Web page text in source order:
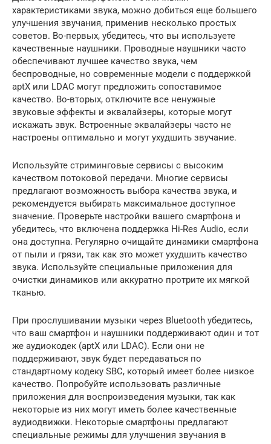
характеристиками звука, можно добиться еще большего
улучшения звучания, применив несколько простых
советов. Во-первых, убедитесь, что вы используете
качественные наушники. Проводные наушники часто
обеспечивают лучшее качество звука, чем
беспроводные, но современные модели с поддержкой
aptX или LDAC могут предложить сопоставимое
качество. Во-вторых, отключите все ненужные
звуковые эффекты и эквалайзеры, которые могут
искажать звук. Встроенные эквалайзеры часто не
настроены оптимально и могут ухудшить звучание.
Используйте стриминговые сервисы с высоким
качеством потоковой передачи. Многие сервисы
предлагают возможность выбора качества звука, и
рекомендуется выбирать максимальное доступное
значение. Проверьте настройки вашего смартфона и
убедитесь, что включена поддержка Hi-Res Audio, если
она доступна. Регулярно очищайте динамики смартфона
от пыли и грязи, так как это может ухудшить качество
звука. Используйте специальные приложения для
очистки динамиков или аккуратно протрите их мягкой
тканью.
При прослушивании музыки через Bluetooth убедитесь,
что ваш смартфон и наушники поддерживают один и тот
же аудиокодек (aptX или LDAC). Если они не
поддерживают, звук будет передаваться по
стандартному кодеку SBC, который имеет более низкое
качество. Попробуйте использовать различные
приложения для воспроизведения музыки, так как
некоторые из них могут иметь более качественные
аудиодвижки. Некоторые смартфоны предлагают
специальные режимы для улучшения звучания в